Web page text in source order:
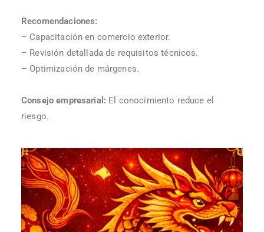
Recomendaciones:
– Capacitación en comercio exterior.
– Revisión detallada de requisitos técnicos.
– Optimización de márgenes.
Consejo empresarial: El conocimiento reduce el
riesgo.